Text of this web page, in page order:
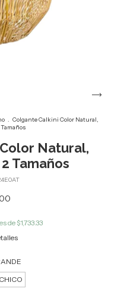
. Colgante Calkini Color Natural,
Natural,
Tamaños
de $1,733.33
CHICO